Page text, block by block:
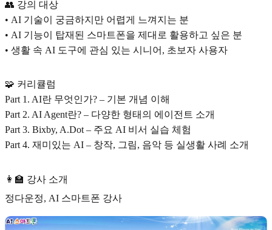
👥 강의 대상
• AI 기술이 궁금하지만 어렵게 느껴지는 분
• AI 기능이 탑재된 스마트폰을 제대로 활용하고 싶은 분
• 생활 속 AI 도구에 관심 있는 시니어, 초보자 사용자
🧩 커리큘럼
Part 1. AI란 무엇인가? – 기본 개념 이해
Part 2. AI Agent란? – 다양한 형태의 에이전트 소개
Part 3. Bixby, A.Dot – 주요 AI 비서 실습 체험
Part 4. 재미있는 AI – 창작, 그림, 음악 등 실생활 사례 소개
👩‍🏫 강사 소개
정다운정, AI 스마트폰 강사